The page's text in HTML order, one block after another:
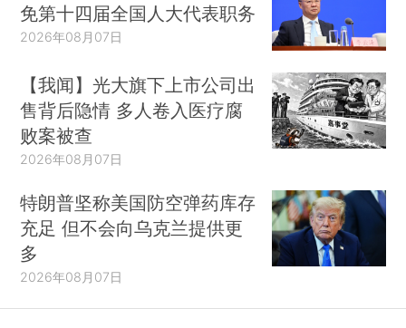
免第十四届全国人大代表职务
2026年08月07日
【我闻】光大旗下上市公司出
售背后隐情 多人卷入医疗腐
败案被查
2026年08月07日
特朗普坚称美国防空弹药库存
充足 但不会向乌克兰提供更
多
2026年08月07日